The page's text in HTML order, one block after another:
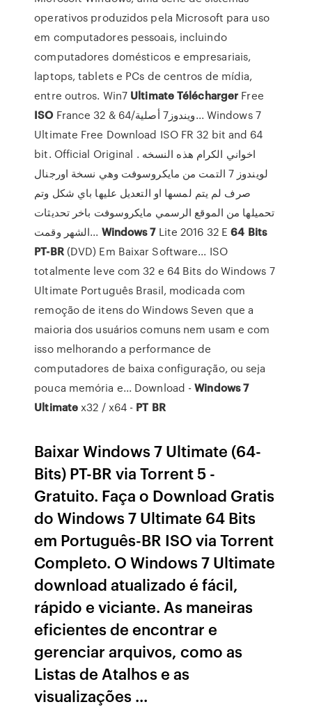
operativos produzidos pela Microsoft para uso
em computadores pessoais, incluindo
computadores domésticos e empresariais,
laptops, tablets e PCs de centros de mídia,
entre outros. Win7 UltimateTélécharger Free
ISO France 32 & 64/ويندوز7 أصلية... Windows 7
Ultimate Free Download ISO FR 32 bit and 64
bit. Official Original . اخواني الكرام هذه النسخه
لويندوز 7 التمت من مايكروسوفت وهي نسخة اورجنال
صرف لم يتم لمسها او التعديل عليها باي شكل وتم
تحميلها من الموقع الرسمي مايكروسوفت باخر تحديثات
الشهر وقمت... Windows7Lite 2016 32 E64 Bits
PT-BR(DVD) Em Baixar Software... ISO
totalmente leve com 32 e 64 Bits do Windows 7
Ultimate Português Brasil, modicada com
remoção de itens do Windows Seven que a
maioria dos usuários comuns nem usam e com
isso melhorando a performance de
computadores de baixa configuração, ou seja
pouca memória e... Download -Windows7
Ultimatex32 / x64 - PT BR
Baixar Windows 7 Ultimate (64-
Bits) PT-BR via Torrent 5 -
Gratuito. Faça o Download Gratis
do Windows 7 Ultimate 64 Bits
em Português-BR ISO via Torrent
Completo. O Windows 7 Ultimate
download atualizado é fácil,
rápido e viciante. As maneiras
eficientes de encontrar e
gerenciar arquivos, como as
Listas de Atalhos e as
visualizações ...